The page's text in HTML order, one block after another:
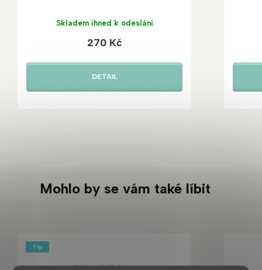
Skladem ihned k odeslání
270 Kč
DETAIL
Mohlo by se vám také líbit
Tip